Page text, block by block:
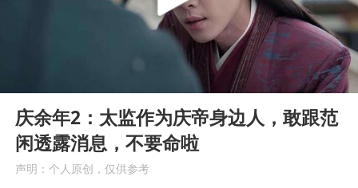
广东雷州通报特教老师招聘违规事件
A股三大股指收涨
“立秋的第一杯奶茶”又爆单了
泰国校园枪击案死亡人数升至7人
宇树科技中一签需缴款7.54万元
Play
00:17
庆余年2：太监作为庆帝身边人，敢跟范
闲透露消息，不要命啦
声明：个人原创，仅供参考